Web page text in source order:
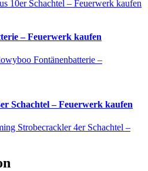
10er Schachtel – Feuerwerk kaufen
– Feuerwerk kaufen
Fontänenbatterie –
Schachtel – Feuerwerk kaufen
Strobecrackler 4er Schachtel –